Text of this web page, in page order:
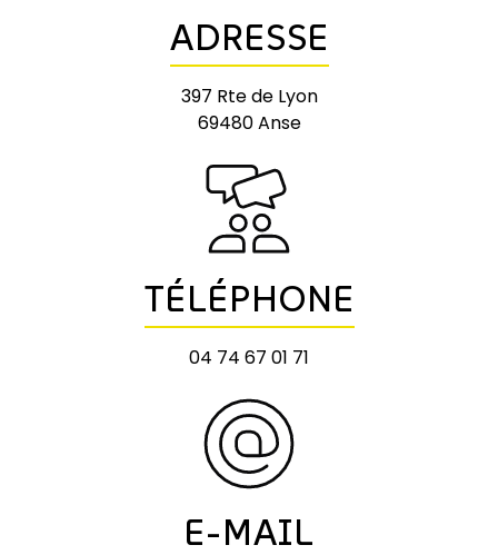
ADRESSE
397 Rte de Lyon
69480 Anse
TÉLÉPHONE
04 74 67 01 71
E-MAIL